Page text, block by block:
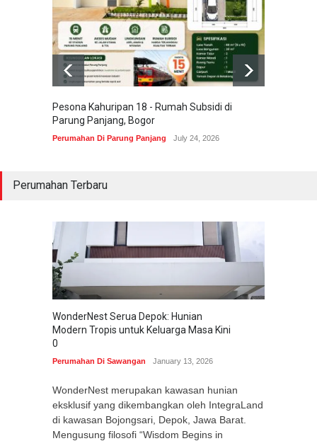
Pesona Kahuripan 18 - Rumah Subsidi di
Parung Panjang, Bogor
Perumahan Di Parung Panjang July 24, 2026
Perumahan Terbaru
WonderNest Serua Depok: Hunian
Modern Tropis untuk Keluarga Masa Kini
0
Perumahan Di Sawangan January 13, 2026
WonderNest merupakan kawasan hunian
eksklusif yang dikembangkan oleh IntegraLand
di kawasan Bojongsari, Depok, Jawa Barat.
Mengusung filosofi “Wisdom Begins in